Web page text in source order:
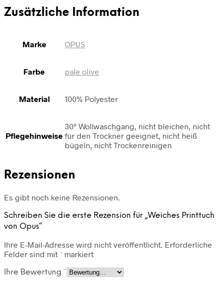
Zusätzliche Information
Marke OPUS
Farbe pale olive
Material 100% Polyester
Pflegehinweise
30° Wollwaschgang, nicht bleichen, nicht
für den Trockner geeignet, nicht heiß
bügeln, nicht Trockenreinigen
Rezensionen
Es gibt noch keine Rezensionen.
Schreiben Sie die erste Rezension für „Weiches Printtuch
von Opus“
Ihre E-Mail-Adresse wird nicht veröffentlicht. Erforderliche
Felder sind mit * markiert
Ihre Bewertung *